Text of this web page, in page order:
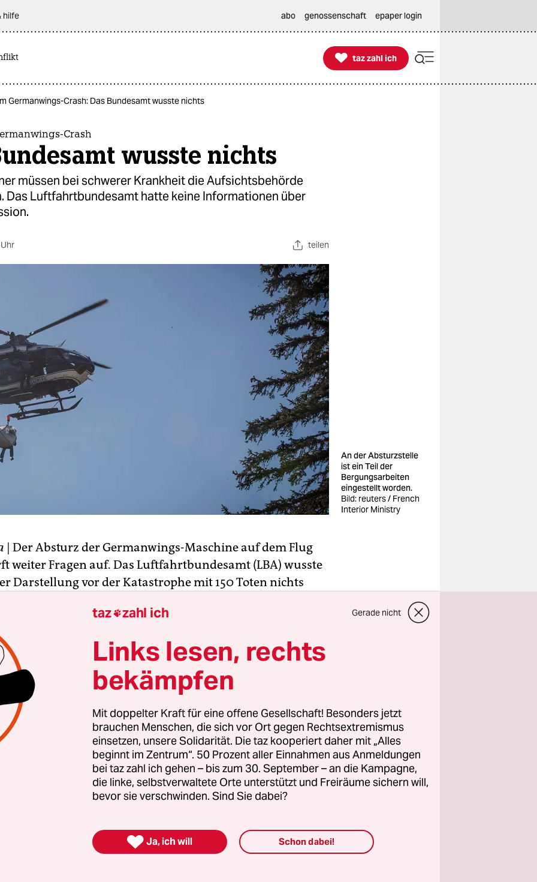
hilfe abo genossenschaft epaper login

taz zahl ich
taz zahl ich
Germanwings-Crash: Das Bundesamt wusste nichts
Crash
wusste nichts
müssen bei schwerer Krankheit die Aufsichtsbehörde
Das Luftfahrtbundesamt hatte keine Informationen über
teilen
An der Absturzstelle
ist ein Teil der
Bergungsarbeiten
eingestellt worden.
Bild: reuters / French
Interior Ministry
| Der Absturz der Germanwings-Maschine auf dem Flug
weiter Fragen auf. Das Luftfahrtbundesamt (LBA) wusste
Darstellung vor der Katastrophe mit 150 Toten nichts
Zentrum der Lufthansa nicht „über die
schwere Depressionsphase“ bei Andreas L. informiert
die Aufsichtsbehörde derWelt am Sonntagmit – das
auch der
Deutschen Presse-Agentur
Mutter Lufthansa betonte, das Unternehmen
Informationspflichten gegenüber dem LBA nach.
an der Absturzstelle in den französischen Alpen
sich inzwischen auf die Habseligkeiten der Opfer.
wurden weitgehend eingestellt.
taz zahl ich Gerade nicht
Links lesen, rechts
bekämpfen
Mit doppelter Kraft für eine offene Gesellschaft! Besonders jetzt
brauchen Menschen, die sich vor Ort gegen Rechtsextremismus
einsetzen, unsere Solidarität. Die taz kooperiert daher mit „Alles
beginnt im Zentrum“. 50 Prozent aller Einnahmen aus Anmeldungen
bei taz zahl ich gehen – bis zum 30. September – an die Kampagne,
die linke, selbstverwaltete Orte unterstützt und Freiräume sichern will,
bevor sie verschwinden. Sind Sie dabei?
 Ja, ich will Schon dabei!